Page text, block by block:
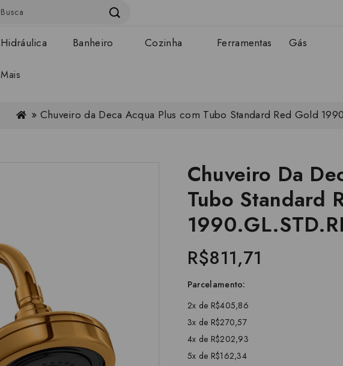
Hidráulica Banheiro Cozinha Ferramentas Gás
Mais
Chuveiro da Deca Acqua Plus com Tubo Standard Red Gold
Chuveiro Da
Tubo Standard
R$811,71
Parcelamento:
2x de R$405,86
3x de R$270,57
4x de R$202,93
5x de R$162,34